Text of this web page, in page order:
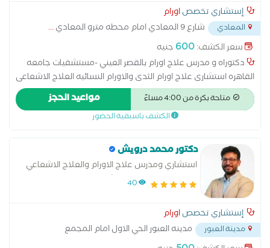
إستشاري تخصصاورام
المعادي شارع 9 المعادي امام محطه مترو المعادي
...
سعر الكشف:600 جنيه
دكتوراه و مدرس علاج اورام بالقصر العيني -مستشفيات جامعه
القاهره استشارى علاج اورام الثدى والاورام النسائيه العلاج الاشعاعى
الداخلى لاورام الرحم وعنق الرحم عضو الجمعيه الاوروبيه لعلاج
الاورام
متاحة بكرة من 4:00 مساءً مواعيد الحجز
الكشف باسبقية الحضور
دكتور محمد درويش
استشاري ومدرس علاج الاورام والعلاج الاشعاعي
كلية الطب جامعة عين شمس
40
إستشاري تخصصاورام
مدينة العبور
مدينه العبور الحي الاول امام المجمع
الاسلامي خلف فودافون بجوار سنتر العبور